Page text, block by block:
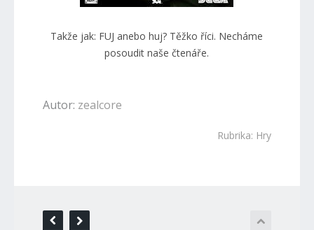
Takže jak: FUJ anebo huj? Těžko říci. Necháme
posoudit naše čtenáře.
Autor: zealcore
Rubrika: Hry